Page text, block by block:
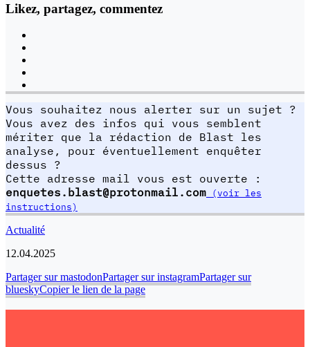
Likez, partagez, commentez
Vous souhaitez nous alerter sur un sujet ?
Vous avez des infos qui vous semblent
mériter que la rédaction de Blast les
analyse, pour éventuellement enquêter
dessus ?
Cette adresse mail vous est ouverte :
enquetes.blast@protonmail.com (voir les
instructions)
Actualité
12.04.2025
Partager sur mastodonPartager sur instagramPartager sur
blueskyCopier le lien de la page